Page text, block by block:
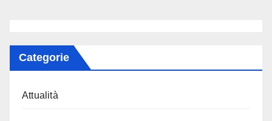
Categorie
Attualità